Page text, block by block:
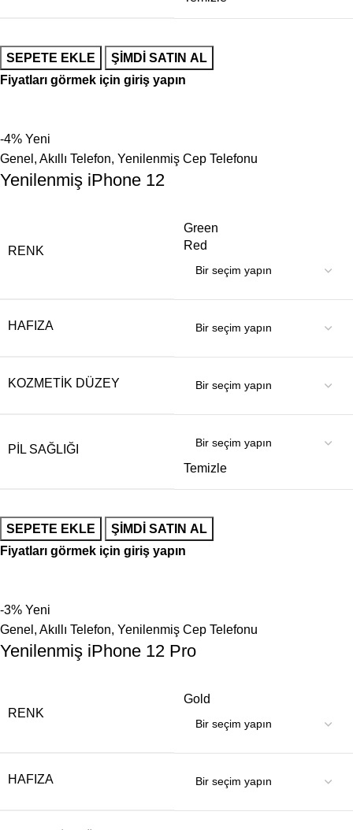
SEPETE EKLE
ŞIMDI SATIN AL
Fiyatları görmek için giriş yapın
-4% Yeni
Genel , Akıllı Telefon, Yenilenmiş Cep Telefonu
Yenilenmiş iPhone 12
RENK
Green
Red
HAFIZA
KOZMETIK DÜZEY
PIL SAĞLIĞI
Temizle
SEPETE EKLE
ŞIMDI SATIN AL
Fiyatları görmek için giriş yapın
-3% Yeni
Genel , Akıllı Telefon, Yenilenmiş Cep Telefonu
Yenilenmiş iPhone 12 Pro
RENK
Gold
HAFIZA